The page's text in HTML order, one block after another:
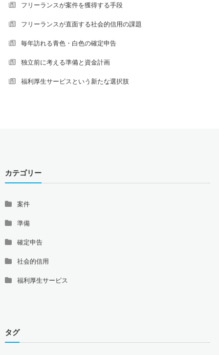
フリーランスが案件を獲得する手段
フリーランスが直面する社会的信用の課題
毎年訪れる青色・白色の確定申告
独立前に考える準備と資金計画
福利厚生サービスという新たな選択肢
カテゴリー
案件
準備
確定申告
社会的信用
福利厚生サービス
タグ